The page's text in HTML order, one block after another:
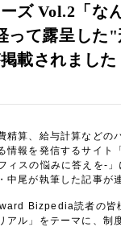
ズ Vol.2「な
って露呈した
載されました
精算、給与計算などの
情報を発信するサイト「
ィスの悩みに答えを-
中尾が執筆した記事が
Bizpedia読者の皆
アル」をテーマに、制